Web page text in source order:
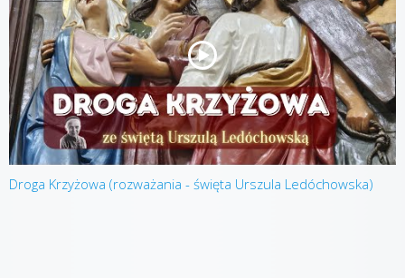
Droga Krzyżowa (rozważania - święta Urszula Ledóchowska)